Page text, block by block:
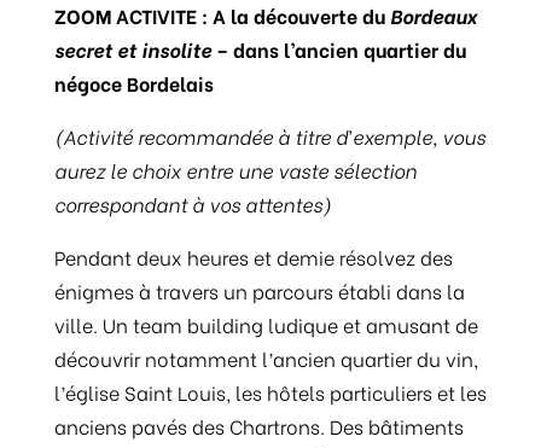
ZOOM ACTIVITE : A la découverte du Bordeaux
secret et insolite– dans l’ancien quartier du
négoce Bordelais
(Activité recommandée à titre d’exemple, vous
aurez le choix entre une vaste sélection
correspondant à vos attentes)
Pendant deux heures et demie résolvez des
énigmes à travers un parcours établi dans la
ville. Un team building ludique et amusant de
découvrir notamment l’ancien quartier du vin,
l’église Saint Louis, les hôtels particuliers et les
anciens pavés des Chartrons. Des bâtiments